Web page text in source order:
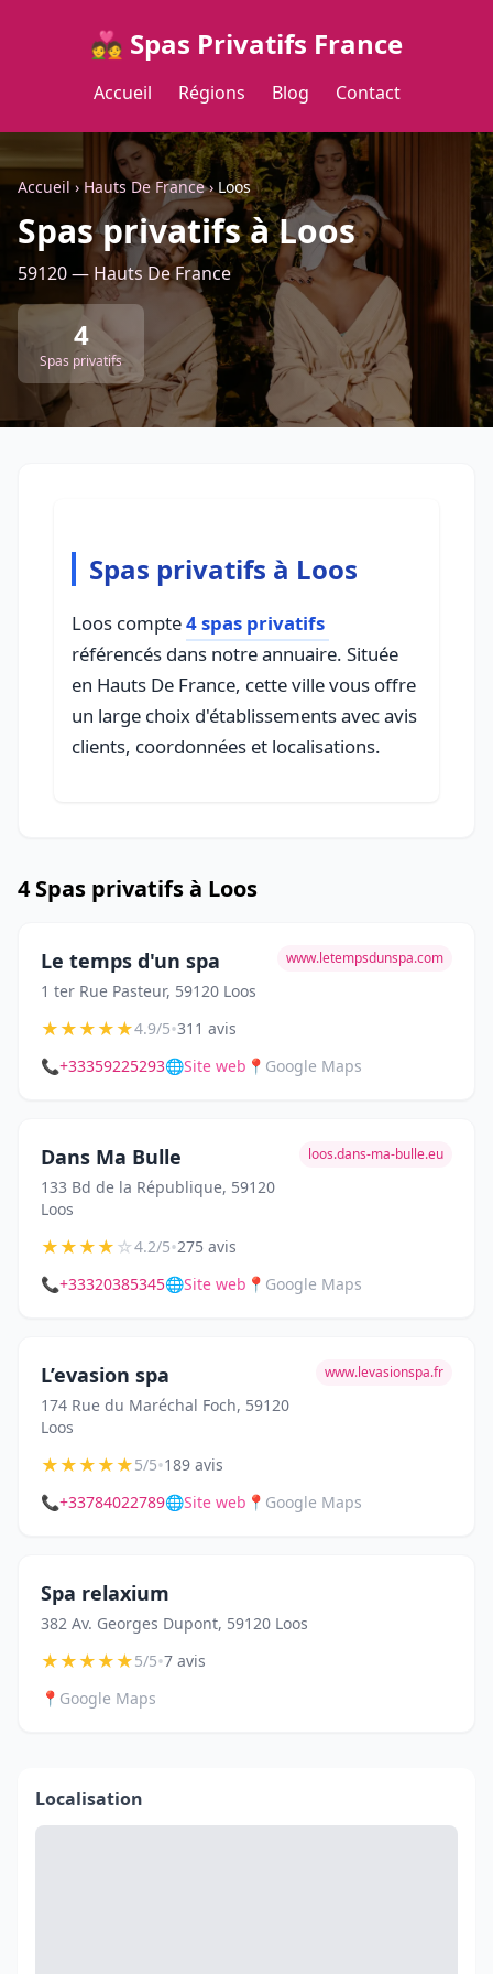
💑 Spas Privatifs France
Accueil Régions Blog Contact
Accueil›Hauts De France›Loos
Spas privatifs à Loos
59120 — Hauts De France
4
Spas privatifs
Spas privatifs à Loos
Loos compte4 spas privatifs
référencés dans notre annuaire. Située
en Hauts De France, cette ville vous offre
un large choix d'établissements avec avis
clients, coordonnées et localisations.
4 Spas privatifs à Loos
Le temps d'un spa
1 ter Rue Pasteur, 59120 Loos
www.letempsdunspa.com
★★★★★4.9/5•311 avis
📞+33359225293🌐Site web 📍 Google Maps
Dans Ma Bulle
133 Bd de la République, 59120
Loos
loos.dans-ma-bulle.eu
★★★★☆4.2/5•275 avis
📞+33320385345🌐Site web 📍 Google Maps
L’evasion spa
174 Rue du Maréchal Foch, 59120
Loos
www.levasionspa.fr
★★★★★5/5•189 avis
📞+33784022789🌐Site web 📍 Google Maps
Spa relaxium
382 Av. Georges Dupont, 59120 Loos
★★★★★5/5•7 avis
📍 Google Maps
Localisation